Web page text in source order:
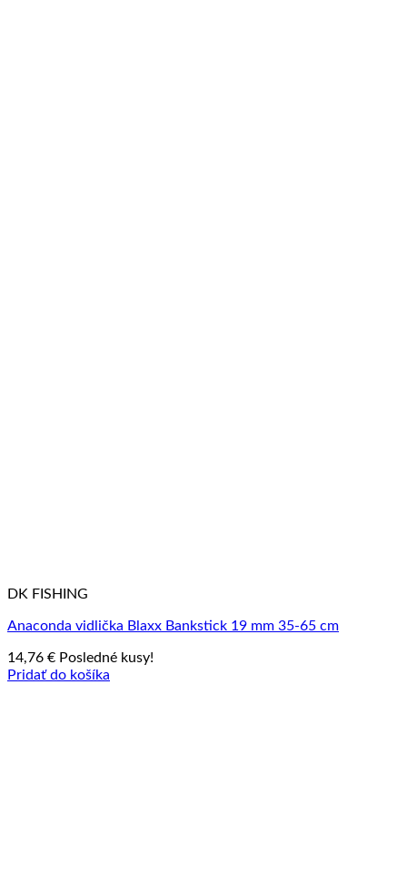
DK FISHING
Anaconda vidlička Blaxx Bankstick 19 mm 35-65 cm
14,76 € Posledné kusy!
Pridať do košíka